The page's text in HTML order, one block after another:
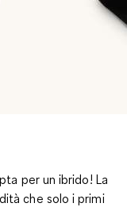
per un ibrido! La
che solo i primi